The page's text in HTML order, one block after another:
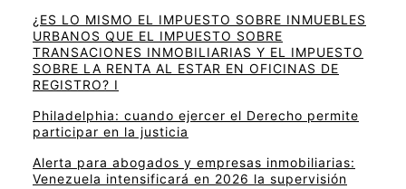
¿ES LO MISMO EL IMPUESTO SOBRE INMUEBLES
URBANOS QUE EL IMPUESTO SOBRE
TRANSACIONES INMOBILIARIAS Y EL IMPUESTO
SOBRE LA RENTA AL ESTAR EN OFICINAS DE
REGISTRO? I
Philadelphia: cuando ejercer el Derecho permite
participar en la justicia
Alerta para abogados y empresas inmobiliarias:
Venezuela intensificará en 2026 la supervisión